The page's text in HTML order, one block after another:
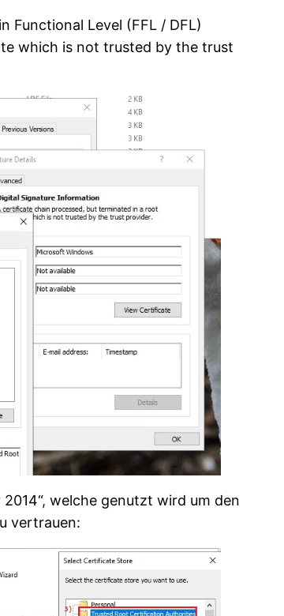
Functional Level (FFL / DFL)
which is not trusted by the trust
welche genutzt wird um den
vertrauen: